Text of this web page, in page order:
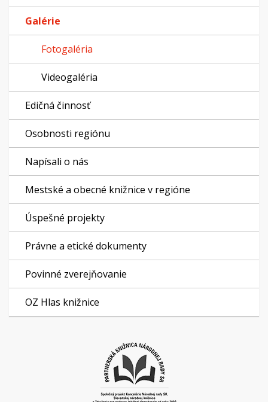
Galérie
Fotogaléria
Videogaléria
Edičná činnosť
Osobnosti regiónu
Napísali o nás
Mestské a obecné knižnice v regióne
Úspešné projekty
Právne a etické dokumenty
Povinné zverejňovanie
OZ Hlas knižnice